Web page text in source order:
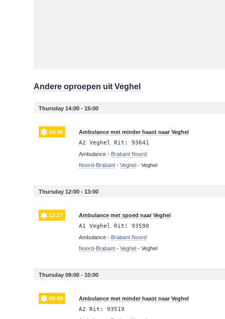
Andere oproepen uit Veghel
Thursday 14:00 - 15:00
14:46 Ambulance met minder haast naar Veghel
A2 Veghel Rit: 93641
Ambulance - Brabant Noord
Noord-Brabant -Veghel -Veghel
Thursday 12:00 - 13:00
12:27 Ambulance met spoed naar Veghel
A1 Veghel Rit: 93590
Ambulance - Brabant Noord
Noord-Brabant -Veghel -Veghel
Thursday 09:00 - 10:00
09:49 Ambulance met minder haast naar Veghel
A2 Rit: 93519